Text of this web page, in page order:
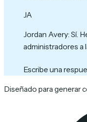
JA
Jordan Avery: Sí.
administradores a
Escribe una
Diseñado para generar